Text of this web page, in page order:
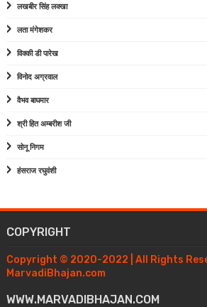
लखबीर सिंह लक्खा
लता मंगेशकर
विक्की डी पारेख
विनोद अग्रवाल
वैभव बाघमार
श्री हित अम्बरीश जी
सोनू निगम
हंसराज रघुवंशी
COPYRIGHT
Copyright © 2020-2022 | All Rights
MarvadiBhajan.com
WWW.MARVADIBHAJAN.COM